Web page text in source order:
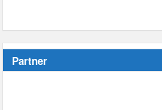
Partner